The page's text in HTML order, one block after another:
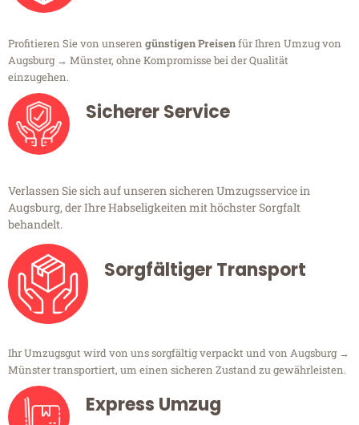
Profitieren Sie von unseren günstigen Preisenfür Ihren Umzug von
Augsburg → Münster, ohne Kompromisse bei der Qualität
einzugehen.
Sicherer Service
Verlassen Sie sich auf unseren sicheren Umzugsservice in
Augsburg, der Ihre Habseligkeiten mit höchster Sorgfalt
behandelt.
Sorgfältiger Transport
Ihr Umzugsgut wird von uns sorgfältig verpackt und von Augsburg →
Münster transportiert, um einen sicheren Zustand zu gewährleisten.
Express Umzug